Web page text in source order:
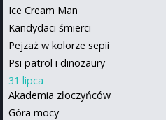
Ice Cream Man
Kandydaci śmierci
Pejzaż w kolorze sepii
Psi patrol i dinozaury
31 lipca
Akademia złoczyńców
Góra mocy